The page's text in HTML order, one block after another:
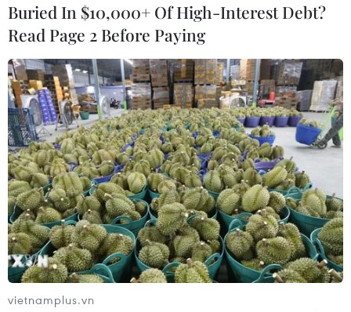
Hay người bà năm nay đã ngoài 80 luôn đồng hành cùng cháu
ngoại từ thuở lọt lòng, bà Đào Thị Phẩm với cháu ngoại Đỗ Kim
Ngân suốt 18 năm qua 'chưa rời nhau nửa bước.' (Ảnh: Hoài
Nam/Vietnam+)
Buried In $10,000+ Of High-Interest Debt?
Read Page 2 Before Paying
vietnamplus.vn